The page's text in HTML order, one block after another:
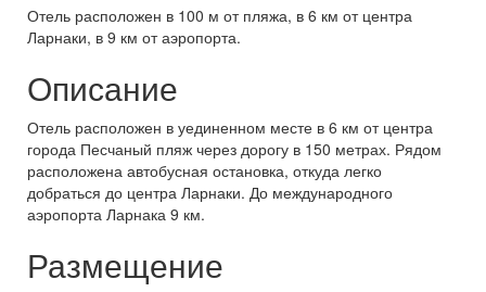
Отель расположен в 100 м от пляжа, в 6 км от центра
Ларнаки, в 9 км от аэропорта.
Описание
Отель расположен в уединенном месте в 6 км от центра
города Песчаный пляж через дорогу в 150 метрах. Рядом
расположена автобусная остановка, откуда легко
добраться до центра Ларнаки. До международного
аэропорта Ларнака 9 км.
Размещение